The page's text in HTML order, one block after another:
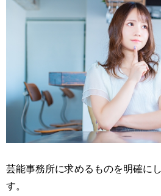
芸能事務所に求めるものを明確に
す。